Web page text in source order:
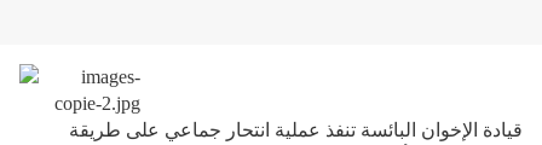
قيادة الإخوان البائسة تنفذ عملية انتحار جماعي على طريقة